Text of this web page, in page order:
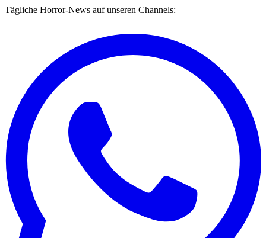
Tägliche Horror-News auf unseren Channels: